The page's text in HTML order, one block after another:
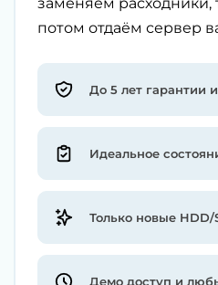
потом отдаём сервер
До 5 лет гарантии
Идеальное
Только новые HDD/
Демо доступ и